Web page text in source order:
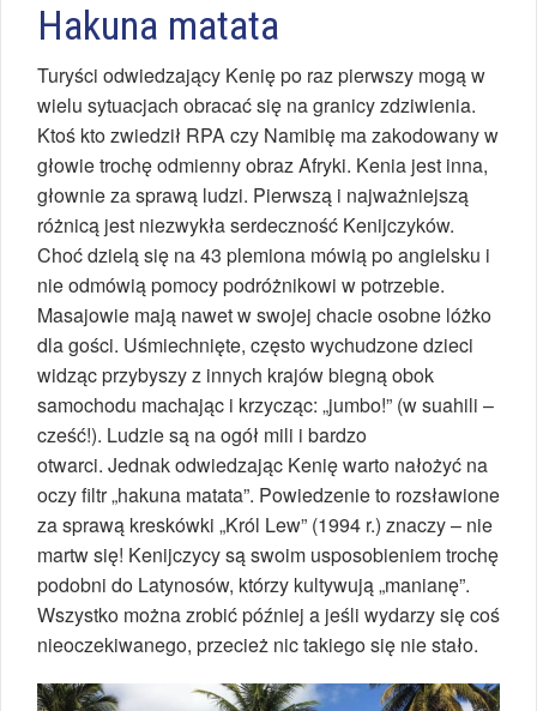
Hakuna matata
Turyści odwiedzający Kenię po raz pierwszy mogą w
wielu sytuacjach obracać się na granicy zdziwienia.
Ktoś kto zwiedził RPA czy Namibię ma zakodowany w
głowie trochę odmienny obraz Afryki. Kenia jest inna,
głownie za sprawą ludzi. Pierwszą i najważniejszą
różnicą jest niezwykła serdeczność Kenijczyków.
Choć dzielą się na 43 plemiona mówią po angielsku i
nie odmówią pomocy podróżnikowi w potrzebie.
Masajowie mają nawet w swojej chacie osobne lóżko
dla gości. Uśmiechnięte, często wychudzone dzieci
widząc przybyszy z innych krajów biegną obok
samochodu machając i krzycząc: „jumbo!” (w suahili –
cześć!). Ludzie są na ogół mili i bardzo
otwarci. Jednak odwiedzając Kenię warto nałożyć na
oczy filtr „hakuna matata”. Powiedzenie to rozsławione
za sprawą kreskówki „Król Lew” (1994 r.) znaczy – nie
martw się! Kenijczycy są swoim usposobieniem trochę
podobni do Latynosów, którzy kultywują „manianę”.
Wszystko można zrobić później a jeśli wydarzy się coś
nieoczekiwanego, przecież nic takiego się nie stało.